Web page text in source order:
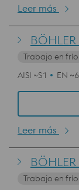
Leer más
Trabajo en frío
AISI ~S1
EN
Leer más
Trabajo en frío